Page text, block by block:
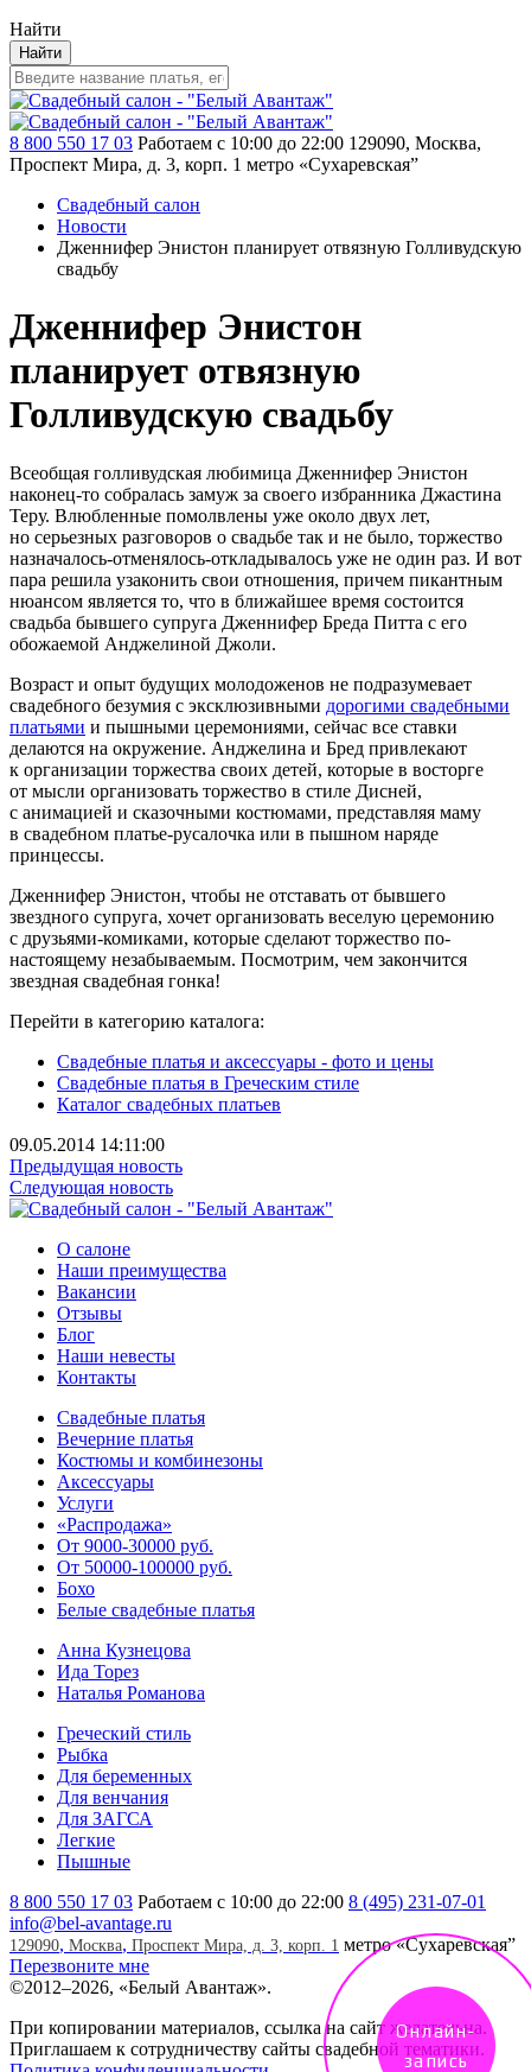
Найти
Найти
8 800 550 17 03 Работаем с 10:00 до 22:00 129090, Москва,
Проспект Мира, д. 3, корп. 1 метро «Сухаревская”
Свадебный салон
Новости
Дженнифер Энистон планирует отвязную Голливудскую
свадьбу
Дженнифер Энистон
планирует отвязную
Голливудскую свадьбу
Всеобщая голливудская любимица Дженнифер Энистон
наконец-то собралась замуж за своего избранника Джастина
Теру. Влюбленные помолвлены уже около двух лет,
но серьезных разговоров о свадьбе так и не было, торжество
назначалось-отменялось-откладывалось уже не один раз. И вот
пара решила узаконить свои отношения, причем пикантным
нюансом является то, что в ближайшее время состоится
свадьба бывшего супруга Дженнифер Бреда Питта с его
обожаемой Анджелиной Джоли.
Возраст и опыт будущих молодоженов не подразумевает
свадебного безумия с эксклюзивными дорогими свадебными
платьями и пышными церемониями, сейчас все ставки
делаются на окружение. Анджелина и Бред привлекают
к организации торжества своих детей, которые в восторге
от мысли организовать торжество в стиле Дисней,
с анимацией и сказочными костюмами, представляя маму
в свадебном платье-русалочка или в пышном наряде
принцессы.
Дженнифер Энистон, чтобы не отставать от бывшего
звездного супруга, хочет организовать веселую церемонию
с друзьями-комиками, которые сделают торжество по-
настоящему незабываемым. Посмотрим, чем закончится
звездная свадебная гонка!
Перейти в категорию каталога:
Свадебные платья и аксессуары - фото и цены
Свадебные платья в Греческим стиле
Каталог свадебных платьев
09.05.2014 14:11:00
Предыдущая новость
Следующая новость
О салоне
Наши преимущества
Вакансии
Отзывы
Блог
Наши невесты
Контакты
Свадебные платья
Вечерние платья
Костюмы и комбинезоны
Аксессуары
Услуги
«Распродажа»
От 9000-30000 руб.
От 50000-100000 руб.
Бохо
Белые свадебные платья
Анна Кузнецова
Ида Торез
Наталья Романова
Греческий стиль
Рыбка
Для беременных
Для венчания
Для ЗАГСА
Легкие
Пышные
8 800 550 17 03 Работаем с 10:00 до 22:00 8 (495) 231-07-01
info@bel-avantage.ru
129090, Москва, Проспект Мира, д. 3, корп. 1 метро «Сухаревская”
Перезвоните мне
©2012–2026, «Белый Авантаж».
При копировании материалов, ссылка на сайт желательна.
Приглашаем к сотрудничеству сайты свадебной тематики.
Онлайн-
запись